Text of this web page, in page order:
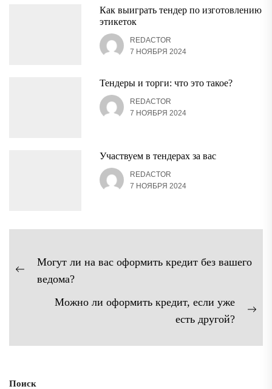
Как выиграть тендер по изготовлению
этикеток
REDACTOR
7 НОЯБРЯ 2024
Тендеры и торги: что это такое?
REDACTOR
7 НОЯБРЯ 2024
Участвуем в тендерах за вас
REDACTOR
7 НОЯБРЯ 2024
Навигация
по
записям
Предыдущая
Могут ли на вас оформить кредит без вашего
ведома?
Можно ли оформить кредит, если уже
есть другой?
Поиск